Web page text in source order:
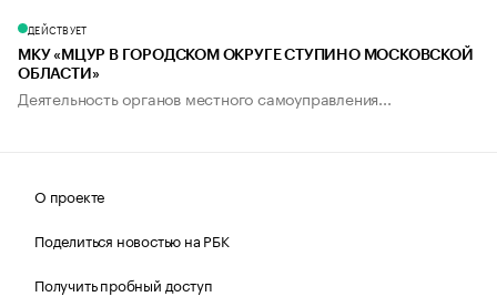
ДЕЙСТВУЕТ
МКУ «МЦУР В ГОРОДСКОМ ОКРУГЕ СТУПИНО МОСКОВСКОЙ
ОБЛАСТИ»
Деятельность органов местного самоуправления...
О проекте
Поделиться новостью на РБК
Получить пробный доступ